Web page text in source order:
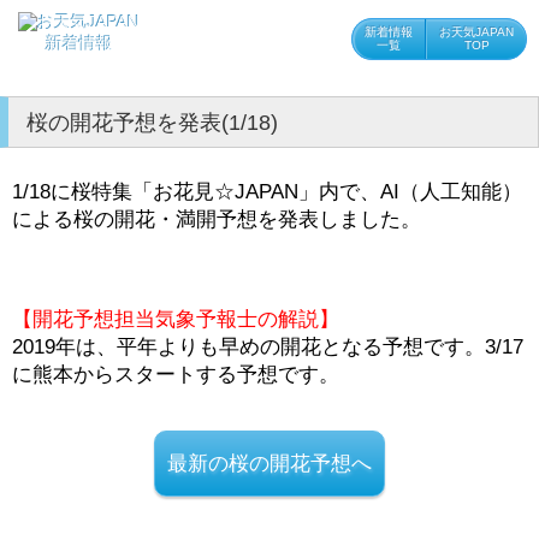
新着情報
新着情報
一覧
お天気JAPAN
TOP
桜の開花予想を発表(1/18)
1/18に桜特集「お花見☆JAPAN」内で、AI（人工知能）
による桜の開花・満開予想を発表しました。
【開花予想担当気象予報士の解説】
2019年は、平年よりも早めの開花となる予想です。3/17
に熊本からスタートする予想です。
最新の桜の開花予想へ